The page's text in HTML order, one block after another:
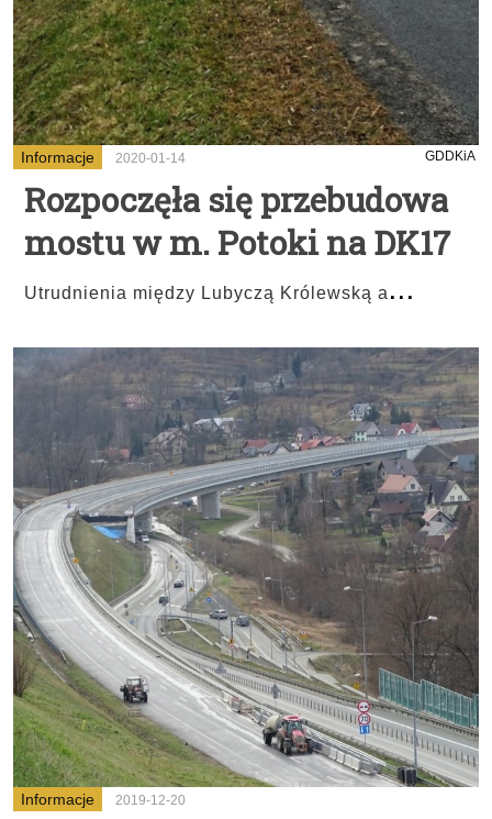
Informacje 2020-01-14 GDDKiA
Rozpoczęła się przebudowa
mostu w m. Potoki na DK17
Utrudnienia między Lubyczą Królewską a...
Informacje 2019-12-20